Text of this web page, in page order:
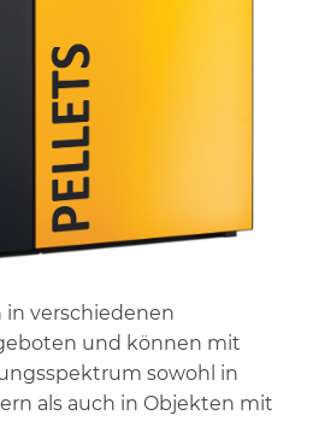
in verschiedenen
und können mit
sowohl in
als auch in Objekten mit